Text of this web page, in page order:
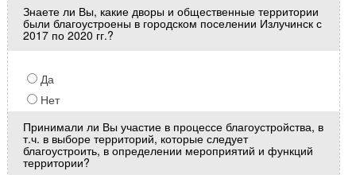
Знаете ли Вы, какие дворы и общественные территории
были благоустроены в городском поселении Излучинск с
2017 по 2020 гг.?
Да
Нет
Принимали ли Вы участие в процессе благоустройства, в
т.ч. в выборе территорий, которые следует
благоустроить, в определении мероприятий и функций
территории?